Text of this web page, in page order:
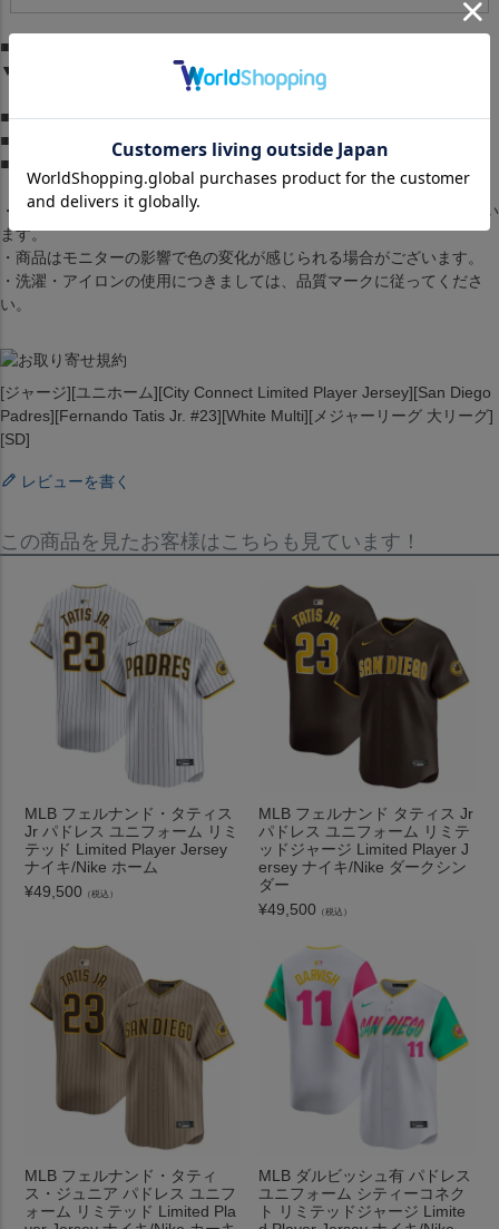
■サイズ：
▼アイテム情報に参考サイズ記載
■素材：-
■ブランド：ナイキ/Nike
■生産国：-
・商品は生産時期によってデザインやサイズに差が生じる場合がござい
ます。
・商品はモニターの影響で色の変化が感じられる場合がございます。
・洗濯・アイロンの使用につきましては、品質マークに従ってくださ
い。
[ジャージ][ユニホーム][City Connect Limited Player Jersey][San Diego
Padres][Fernando Tatis Jr. #23][White Multi][メジャーリーグ 大リーグ]
[SD]
レビューを書く
この商品を見たお客様はこちらも見ています！
MLB フェルナンド・タティス
Jr パドレス ユニフォーム リミ
テッド Limited Player Jersey
ナイキ/Nike ホーム
¥49,500 （税込）
MLB フェルナンド タティス Jr
パドレス ユニフォーム リミテ
ッドジャージ Limited Player J
ersey ナイキ/Nike ダークシン
ダー
¥49,500 （税込）
MLB フェルナンド・タティ
ス・ジュニア パドレス ユニフ
ォーム リミテッド Limited Pla
MLB ダルビッシュ有 パドレス
ユニフォーム シティーコネク
ト リミテッドジャージ Limite